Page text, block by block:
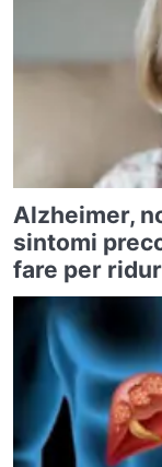
Alzheimer,
sintomi
fare per